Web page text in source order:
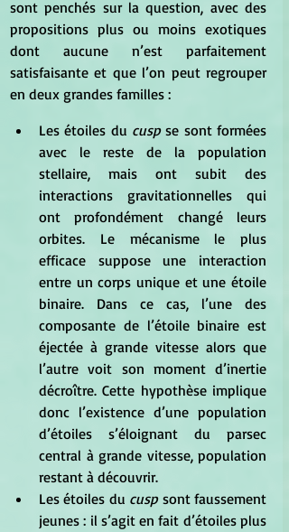
sont penchés sur la question, avec des
propositions plus ou moins exotiques
dont aucune n’est parfaitement
satisfaisante et que l’on peut regrouper
en deux grandes familles :
Les étoiles du cusp se sont formées
avec le reste de la population
stellaire, mais ont subit des
interactions gravitationnelles qui
ont profondément changé leurs
orbites. Le mécanisme le plus
efficace suppose une interaction
entre un corps unique et une étoile
binaire. Dans ce cas, l’une des
composante de l’étoile binaire est
éjectée à grande vitesse alors que
l’autre voit son moment d’inertie
décroître. Cette hypothèse implique
donc l’existence d’une population
d’étoiles s’éloignant du parsec
central à grande vitesse, population
restant à découvrir.
Les étoiles du cusp sont faussement
jeunes : il s’agit en fait d’étoiles plus